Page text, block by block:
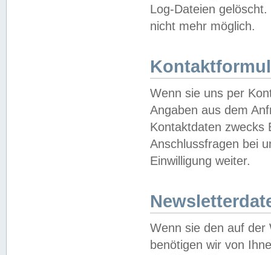
Log-Dateien
nicht mehr möglich.
Wenn sie uns per
Angaben aus dem
Kontaktdaten zwecks
Anschlussfragen bei
Einwilligung weiter.
Wenn sie den auf der
benötigen wir von